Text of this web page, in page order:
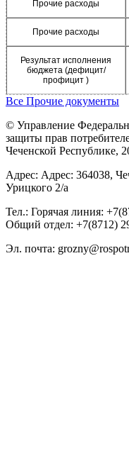
Прочие расходы
Прочие расходы
Результат исполнения
бюджета (дефицит/
профицит )
Все Прочие документы
© Управление
защиты прав
Чеченской Республике,
Адрес: Адрес: 364038,
Урицкого 2/а
Тел.: Горячая линия:
Общий отдел: +7(8712)
Эл. почта: